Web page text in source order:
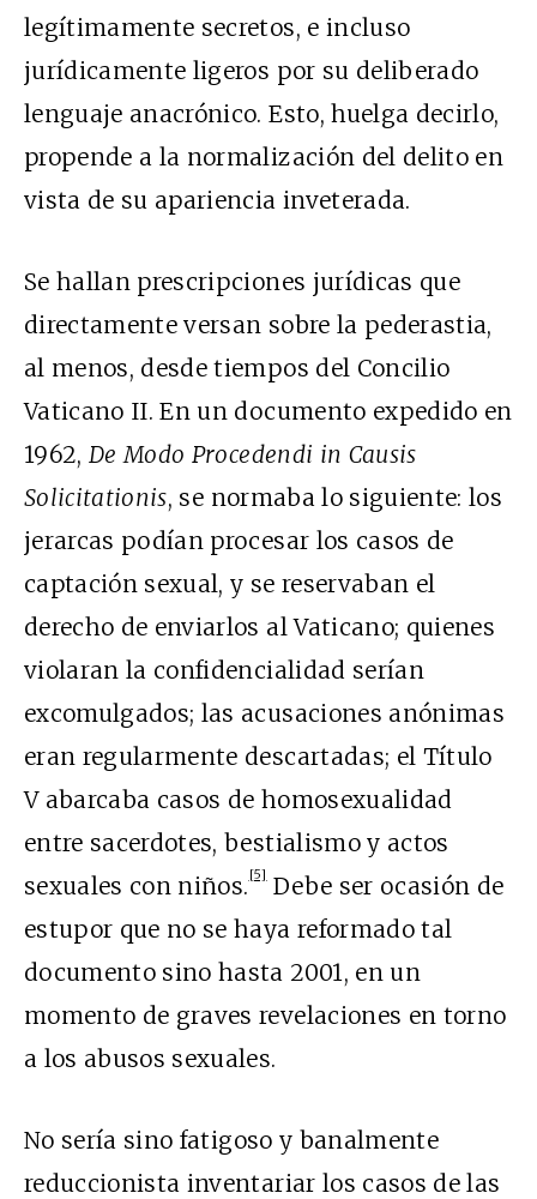
legítimamente secretos, e incluso
jurídicamente ligeros por su deliberado
lenguaje anacrónico. Esto, huelga decirlo,
propende a la normalización del delito en
vista de su apariencia inveterada.
Se hallan prescripciones jurídicas que
directamente versan sobre la pederastia,
al menos, desde tiempos del Concilio
Vaticano II. En un documento expedido en
1962,De Modo Procedendi in Causis
Solicitationis, se normaba lo siguiente: los
jerarcas podían procesar los casos de
captación sexual, y se reservaban el
derecho de enviarlos al Vaticano; quienes
violaran la confidencialidad serían
excomulgados; las acusaciones anónimas
eran regularmente descartadas; el Título
V abarcaba casos de homosexualidad
entre sacerdotes, bestialismo y actos
sexuales con niños.[5]Debe ser ocasión de
estupor que no se haya reformado tal
documento sino hasta 2001, en un
momento de graves revelaciones en torno
a los abusos sexuales.
No sería sino fatigoso y banalmente
reduccionista inventariar los casos de las